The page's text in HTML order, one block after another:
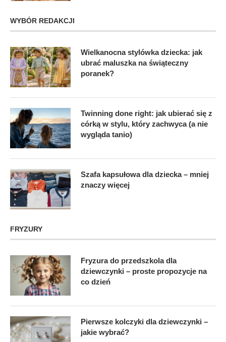
WYBÓR REDAKCJI
Wielkanocna stylówka dziecka: jak
ubrać maluszka na świąteczny
poranek?
Twinning done right: jak ubierać się z
córką w stylu, który zachwyca (a nie
wygląda tanio)
Szafa kapsułowa dla dziecka – mniej
znaczy więcej
FRYZURY
Fryzura do przedszkola dla
dziewczynki – proste propozycje na
co dzień
Pierwsze kolczyki dla dziewczynki –
jakie wybrać?